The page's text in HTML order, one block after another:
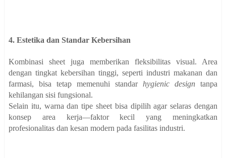
4. Estetika dan Standar Kebersihan
Kombinasi sheet juga memberikan fleksibilitas visual. Area
dengan tingkat kebersihan tinggi, seperti industri makanan dan
farmasi, bisa tetap memenuhi standar hygienic design tanpa
kehilangan sisi fungsional.
Selain itu, warna dan tipe sheet bisa dipilih agar selaras dengan
konsep area kerja—faktor kecil yang meningkatkan
profesionalitas dan kesan modern pada fasilitas industri.